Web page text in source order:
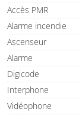
Accès PMR
Alarme incendie
Ascenseur
Alarme
Digicode
Interphone
Vidéophone